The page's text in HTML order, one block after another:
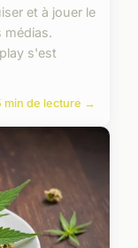
et à jouer le
médias.
s'est
min de lecture →